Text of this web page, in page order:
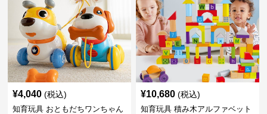
¥4,040 (税込)
知育玩具 おともだちワンちゃん
¥10,680 (税込)
知育玩具 積み木アルファベット